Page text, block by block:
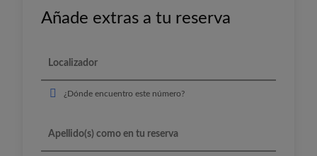
Añade extras a tu reserva
¿Dónde encuentro este número?